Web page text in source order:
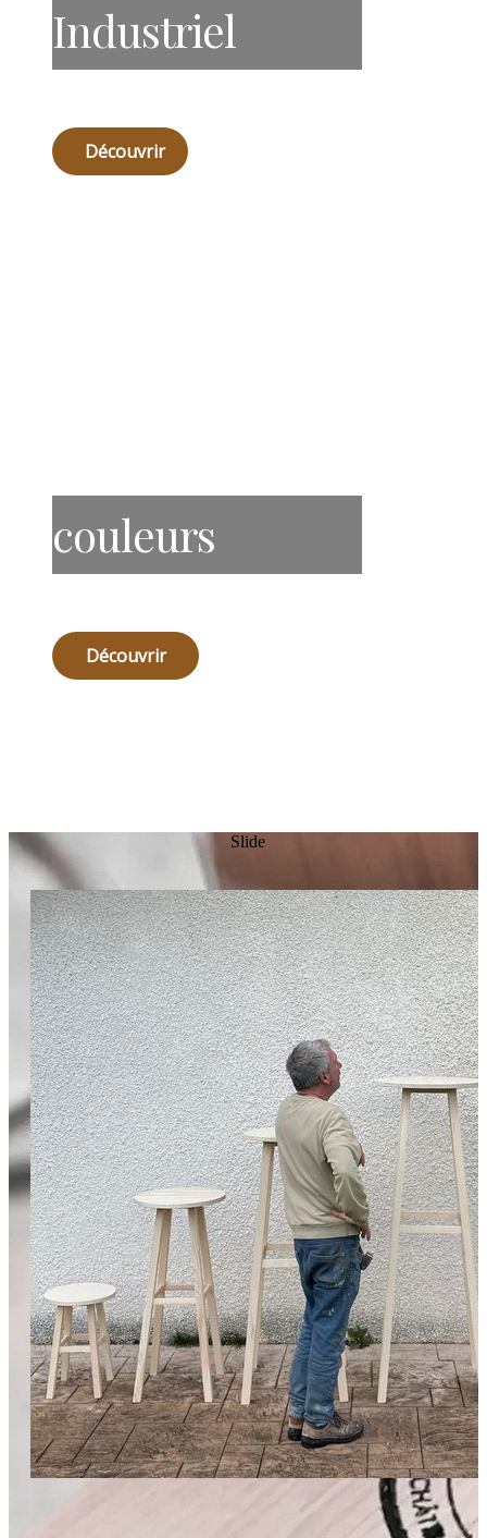
Industriel
Découvrir
couleurs
Découvrir
Slide